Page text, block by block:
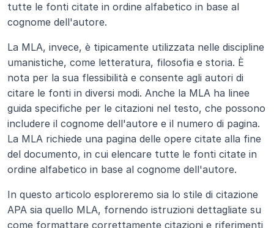
tutte le fonti citate in ordine alfabetico in base al
cognome dell'autore.
La MLA, invece, è tipicamente utilizzata nelle discipline
umanistiche, come letteratura, filosofia e storia. È
nota per la sua flessibilità e consente agli autori di
citare le fonti in diversi modi. Anche la MLA ha linee
guida specifiche per le citazioni nel testo, che possono
includere il cognome dell'autore e il numero di pagina.
La MLA richiede una pagina delle opere citate alla fine
del documento, in cui elencare tutte le fonti citate in
ordine alfabetico in base al cognome dell'autore.
In questo articolo esploreremo sia lo stile di citazione
APA sia quello MLA, fornendo istruzioni dettagliate su
come formattare correttamente citazioni e riferimenti